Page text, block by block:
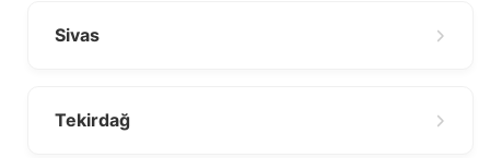
Sivas
Tekirdağ